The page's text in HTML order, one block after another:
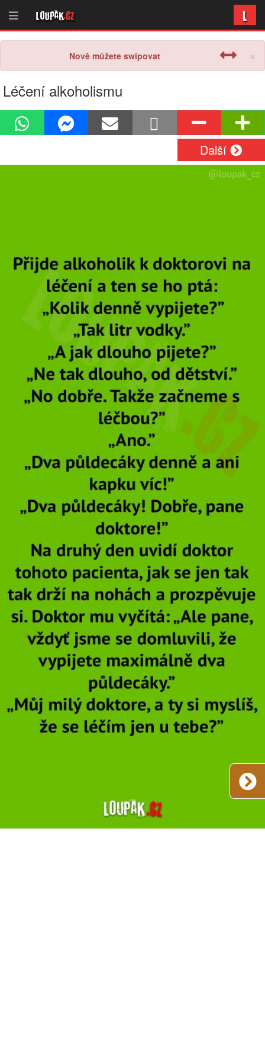
Loupak.cz L
×
Nově můžete swipovat
Léčení alkoholismu
Další